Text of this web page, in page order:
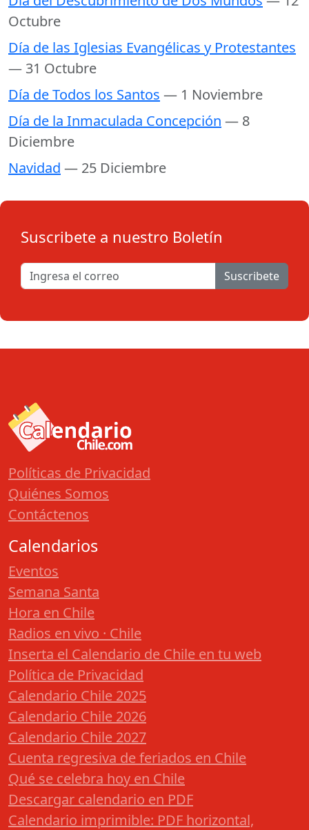
Octubre
Día de las Iglesias Evangélicas y Protestantes
— 31 Octubre
Día de Todos los Santos — 1 Noviembre
Día de la Inmaculada Concepción — 8
Diciembre
Navidad — 25 Diciembre
Suscribete a nuestro Boletín
Suscribete
Políticas de Privacidad
Quiénes Somos
Contáctenos
Calendarios
Eventos
Semana Santa
Hora en Chile
Radios en vivo · Chile
Inserta el Calendario de Chile en tu web
Política de Privacidad
Calendario Chile 2025
Calendario Chile 2026
Calendario Chile 2027
Cuenta regresiva de feriados en Chile
Qué se celebra hoy en Chile
Descargar calendario en PDF
Calendario imprimible: PDF horizontal,